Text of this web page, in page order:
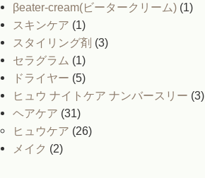
βeater-cream(ビータークリーム) (1)
スキンケア (1)
スタイリング剤 (3)
セラグラム (1)
ドライヤー (5)
ヒュウ ナイトケア ナンバースリー (3)
ヘアケア (31)
ヒュウケア (26)
メイク (2)